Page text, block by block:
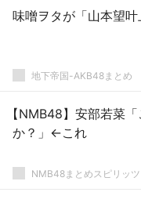
味噌ヲタが「山本望
地下帝国-AKB48まとめ
【NMB48】安部若菜
か？」←これ
NMB48まとめスピリッツ